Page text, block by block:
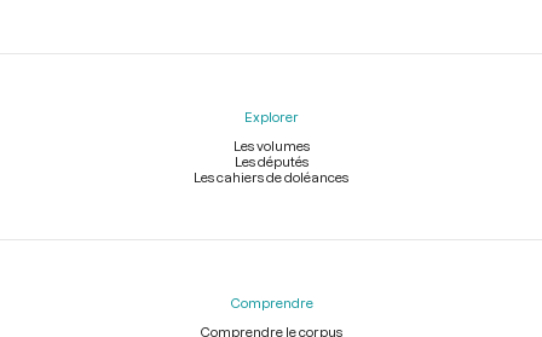
Explorer
Les volumes
Les députés
Les cahiers de doléances
Comprendre
Comprendre le corpus